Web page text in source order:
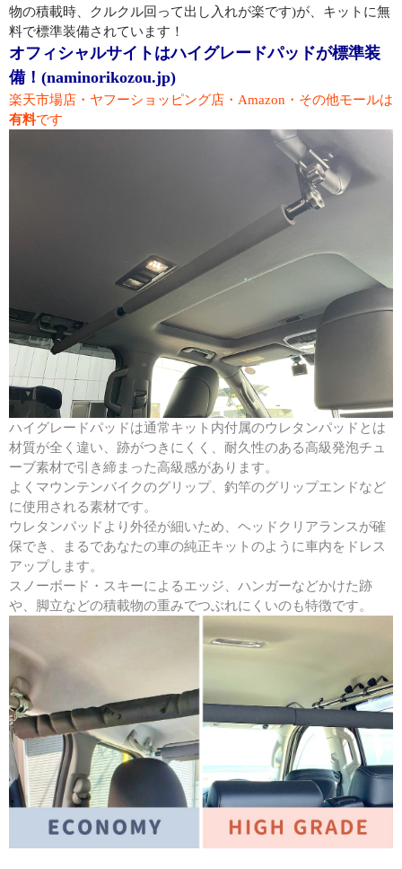
物の積載時、クルクル回って出し入れが楽です)が、キットに無
料で標準装備されています！
オフィシャルサイトはハイグレードパッドが標準装
備！(naminorikozou.jp)
楽天市場店・ヤフーショッピング店・Amazon・その他モールは
有料です
ハイグレードパッドは通常キット内付属のウレタンパッドとは
材質が全く違い、跡がつきにくく、耐久性のある高級発泡チュ
ーブ素材で引き締まった高級感があります。
よくマウンテンバイクのグリップ、釣竿のグリップエンドなど
に使用される素材です。
ウレタンパッドより外径が細いため、ヘッドクリアランスが確
保でき、まるであなたの車の純正キットのように車内をドレス
アップします。
スノーボード・スキーによるエッジ、ハンガーなどかけた跡
や、脚立などの積載物の重みでつぶれにくいのも特徴です。